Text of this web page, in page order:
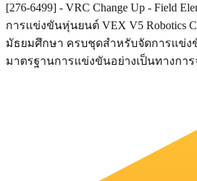
[276-6499] - VRC Change Up - Field
การแข่งขันหุ่นยนต์ VEX V5 Robotics
มัธยมศึกษา ครบชุดสำหรับจัดการแข่
มาตรฐานการแข่งขันอย่างเป็นทางการ